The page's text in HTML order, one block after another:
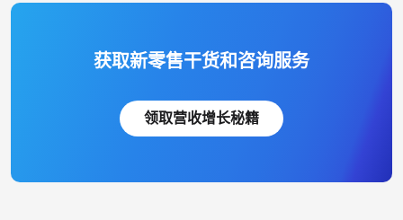
获取新零售干货和咨询服务
领取营收增长秘籍